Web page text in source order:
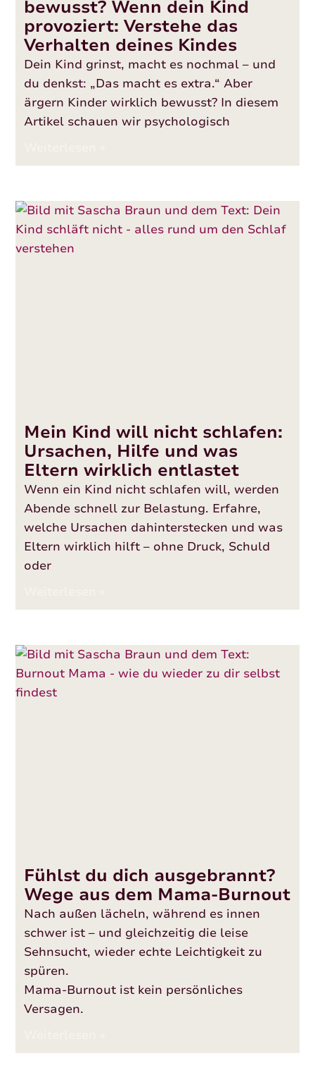
bewusst? Wenn dein Kind
provoziert: Verstehe das
Verhalten deines Kindes
Dein Kind grinst, macht es nochmal – und
du denkst: „Das macht es extra.“ Aber
ärgern Kinder wirklich bewusst? In diesem
Artikel schauen wir psychologisch
Mein Kind will nicht schlafen:
Ursachen, Hilfe und was
Eltern wirklich entlastet
Wenn ein Kind nicht schlafen will, werden
Abende schnell zur Belastung. Erfahre,
welche Ursachen dahinterstecken und was
Eltern wirklich hilft – ohne Druck, Schuld
oder
Fühlst du dich ausgebrannt?
Wege aus dem Mama-Burnout
Nach außen lächeln, während es innen
schwer ist – und gleichzeitig die leise
Sehnsucht, wieder echte Leichtigkeit zu
spüren.
Mama-Burnout ist kein persönliches
Versagen.